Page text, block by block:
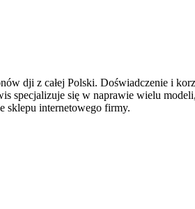
dji z całej Polski. Doświadczenie i
specjalizuje się w naprawie wielu
sklepu internetowego firmy.